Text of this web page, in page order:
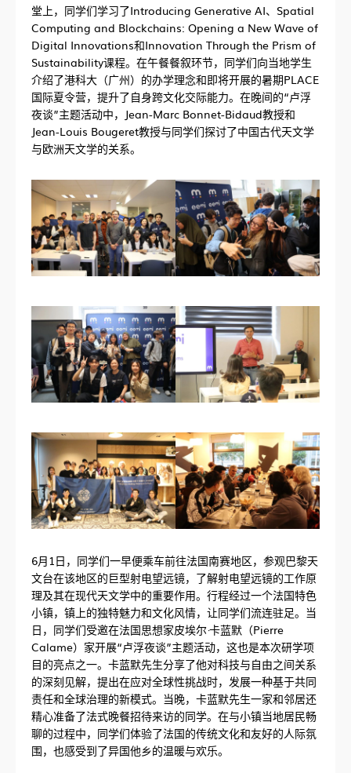
堂上，同学们学习了Introducing Generative AI、Spatial
Computing and Blockchains: Opening a New Wave of
Digital Innovations和Innovation Through the Prism of
Sustainability课程。在午餐餐叙环节，同学们向当地学生
介绍了港科大（广州）的办学理念和即将开展的暑期PLACE
国际夏令营，提升了自身跨文化交际能力。在晚间的“卢浮
夜谈”主题活动中，Jean-Marc Bonnet-Bidaud教授和
Jean-Louis Bougeret教授与同学们探讨了中国古代天文学
与欧洲天文学的关系。
6月1日，同学们一早便乘车前往法国南赛地区，参观巴黎天
文台在该地区的巨型射电望远镜，了解射电望远镜的工作原
理及其在现代天文学中的重要作用。行程经过一个法国特色
小镇，镇上的独特魅力和文化风情，让同学们流连驻足。当
日，同学们受邀在法国思想家皮埃尔·卡蓝默（Pierre
Calame）家开展“卢浮夜谈”主题活动，这也是本次研学项
目的亮点之一。卡蓝默先生分享了他对科技与自由之间关系
的深刻见解，提出在应对全球性挑战时，发展一种基于共同
责任和全球治理的新模式。当晚，卡蓝默先生一家和邻居还
精心准备了法式晚餐招待来访的同学。在与小镇当地居民畅
聊的过程中，同学们体验了法国的传统文化和友好的人际氛
围，也感受到了异国他乡的温暖与欢乐。